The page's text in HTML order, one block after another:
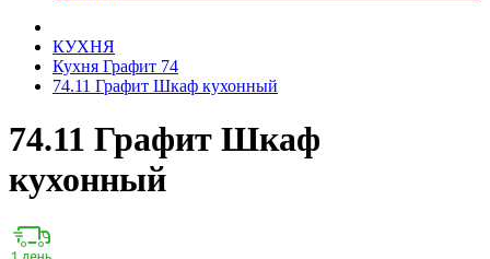
КУХНЯ
Кухня Графит 74
74.11 Графит Шкаф кухонный
74.11 Графит Шкаф
кухонный